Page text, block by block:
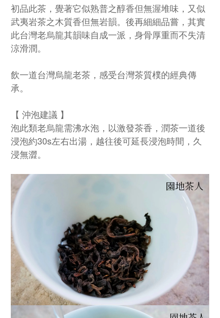
初品此茶，覺著它似熟普之醇香但無渥堆味，又似
武夷岩茶之木質香但無岩韻。後再細細品嘗，其實
此台灣老烏龍其韻味自成一派，身骨厚重而不失清
涼滑潤。
飲一道台灣烏龍老茶，感受台灣茶質樸的經典傳
承。
【 沖泡建議 】
泡此類老烏龍需沸水泡，以激發茶香，潤茶一道後
浸泡約30s左右出湯，越往後可延長浸泡時間，久
浸無澀。